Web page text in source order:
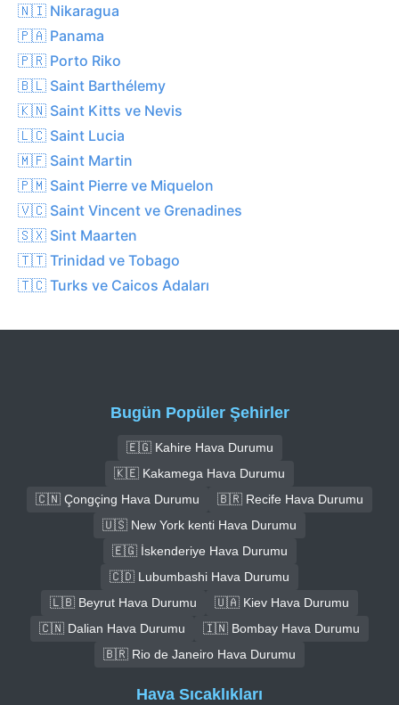
🇳🇮 Nikaragua
🇵🇦 Panama
🇵🇷 Porto Riko
🇧🇱 Saint Barthélemy
🇰🇳 Saint Kitts ve Nevis
🇱🇨 Saint Lucia
🇲🇫 Saint Martin
🇵🇲 Saint Pierre ve Miquelon
🇻🇨 Saint Vincent ve Grenadines
🇸🇽 Sint Maarten
🇹🇹 Trinidad ve Tobago
🇹🇨 Turks ve Caicos Adaları
Bugün Popüler Şehirler
🇪🇬 Kahire Hava Durumu
🇰🇪 Kakamega Hava Durumu
🇨🇳 Çongçing Hava Durumu
🇧🇷 Recife Hava Durumu
🇺🇸 New York kenti Hava Durumu
🇪🇬 İskenderiye Hava Durumu
🇨🇩 Lubumbashi Hava Durumu
🇱🇧 Beyrut Hava Durumu
🇺🇦 Kiev Hava Durumu
🇨🇳 Dalian Hava Durumu
🇮🇳 Bombay Hava Durumu
🇧🇷 Rio de Janeiro Hava Durumu
Hava Sıcaklıkları